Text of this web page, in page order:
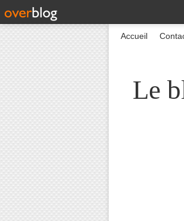
Le
Accueil